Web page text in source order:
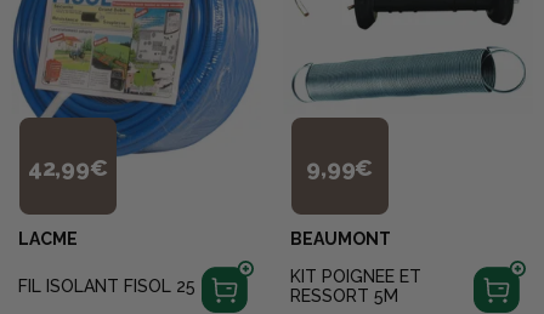
42,99€
LACME
FIL ISOLANT FISOL 25
9,99€
BEAUMONT
KIT POIGNEE ET
RESSORT 5M